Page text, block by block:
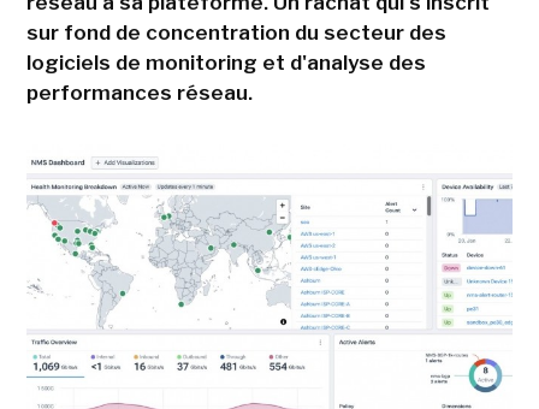
sur fond de concentration du secteur des
logiciels de monitoring et d'analyse des
performances réseau.